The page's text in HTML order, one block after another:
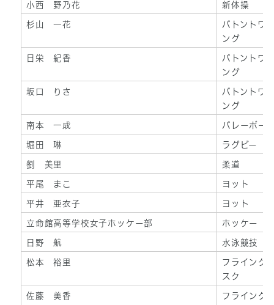
小西 野乃花 新体操
杉山 一花
バトントワ
ング
日栄 紀香
バトントワ
ング
坂口 りさ
バトントワ
ング
南本 一成 バレーボー
堀田 琳 ラグビー
劉 美里 柔道
平尾 まこ ヨット
平井 亜衣子 ヨット
立命館高等学校女子ホッケー部 ホッケー
日野 航 水泳競技
松本 裕里
フライング
スク
佐藤 美香
フライング